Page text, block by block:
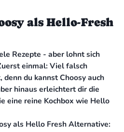
als Hello-Fresh
Rezepte - aber lohnt sich
einmal: Viel falsch
denn du kannst Choosy auch
hinaus erleichtert dir die
eine reine Kochbox wie Hello
als Hello Fresh Alternative: